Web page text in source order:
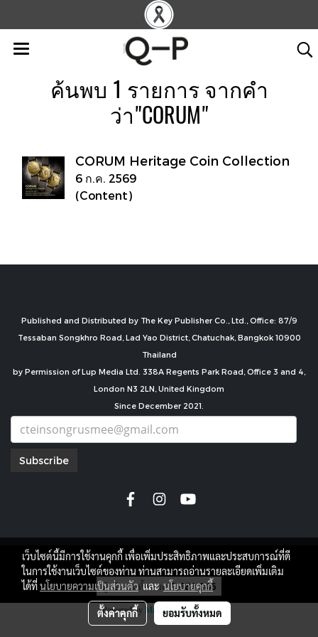
ค้นพบ 1 รายการ จากคำ
ว่า"CORUM"
CORUM Heritage Coin Collection
6 ก.ค. 2569
(Content)
Published and Distributed by The Key Publisher Co., Ltd., Office: 87/9
Tessaban Songkhro Road, Lad Yao District, Chatuchak, Bangkok 10900
Thailand
by Permission of Lup Media Ltd. 338A Regents Park Road, Office 3 and 4,
London N3 2LN, United Kingdom
Since December 2021.
Subscribe
copyright by
ผู้เข้าชมทั้งหมด7,689,046
Powered by MakeWebEasy.com
เว็บไซต์นี้มีการใช้งานคุกกี้ เพื่อเพิ่มประสิทธิภาพและประสบการณ์ที่ดี
ในการใช้งานเว็บไซต์ของท่าน ท่านสามารถอ่านรายละเอียดเพิ่มเติม
ได้ที่นโยบายความเป็นส่วนตัวและนโยบายคุกกี้
ตั้งค่าคุกกี้ ยอมรับทั้งหมด